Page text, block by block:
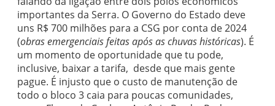
importantes da Serra. O Governo do Estado deve
uns R$ 700 milhões para a CSG por conta de2024
(obras emergenciais feitas após as chuvas históricas). É
um momento de oportunidade quetu pode,
inclusive, baixara tarifa, desde que mais gente
pague. É injusto que o custo de manutenção de
todo o bloco 3 caia para poucas comunidades,